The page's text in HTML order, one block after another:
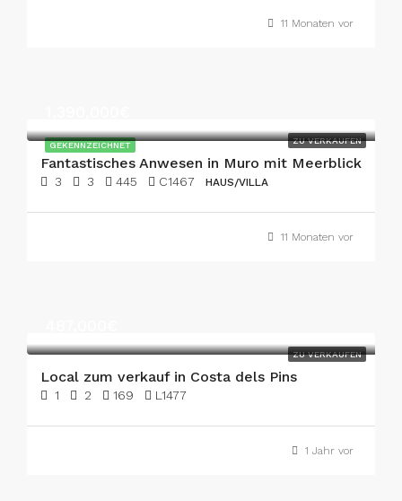
11 Monaten vor
GEKENNZEICHNET ZU VERKAUFEN
Fantastisches Anwesen in Muro mit Meerblick
3 3 445 C1467 HAUS/VILLA
11 Monaten vor
ZU VERKAUFEN
Local zum verkauf in Costa dels Pins
1 2 169 L1477
1 Jahr vor